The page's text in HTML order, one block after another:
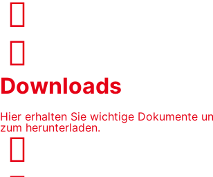
Downloads
Hier erhalten Sie wichtige Dokumente
zum herunterladen.​